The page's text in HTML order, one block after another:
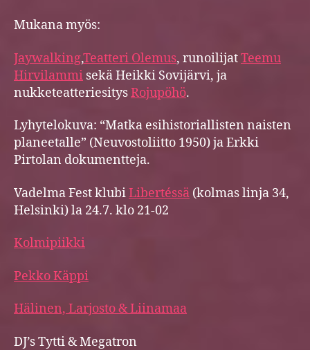
Mukana myös:
Jaywalking,Teatteri Olemus, runoilijatTeemu
Hirvilammi sekä Heikki Sovijärvi, ja
nukketeatteriesitysRojupöhö.
Lyhytelokuva: “Matka esihistoriallisten naisten
planeetalle” (Neuvostoliitto 1950) ja Erkki
Pirtolan dokumentteja.
Vadelma Fest klubiLibertéssä (kolmas linja 34,
Helsinki) la 24.7. klo 21-02
Kolmipiikki
Pekko Käppi
Hälinen, Larjosto & Liinamaa
DJ’s Tytti & Megatron